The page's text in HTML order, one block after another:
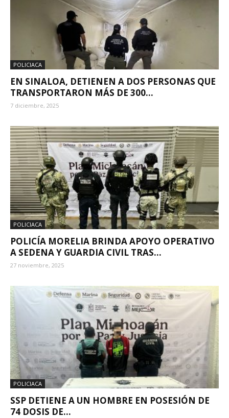
POLICIACA
EN SINALOA, DETIENEN A DOS PERSONAS QUE
TRANSPORTARON MÁS DE 300...
7 diciembre, 2025
POLICIACA
POLICÍA MORELIA BRINDA APOYO OPERATIVO
A SEDENA Y GUARDIA CIVIL TRAS...
27 noviembre, 2025
POLICIACA
SSP DETIENE A UN HOMBRE EN POSESIÓN DE
74 DOSIS DE...